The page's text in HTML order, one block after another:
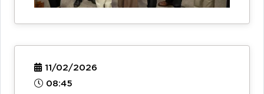
11/02/2026
08:45